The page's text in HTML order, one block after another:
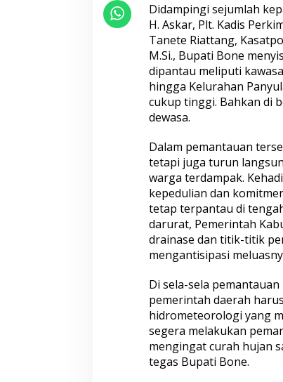
g
P
a
n
t
a
u
B
a
i
r
,
P
s
t
i
k
a
P
e
n
a
n
g
a
Didampingi sejumlah
H. Askar, Plt. Kadis
Tanete Riattang,
M.Si., Bupati Bone
dipantau meliputi
hingga Kelurahan
cukup tinggi. Bahkan di
dewasa.
Dalam pemantauan
tetapi juga turun
warga terdampak.
kepedulian dan
tetap terpantau di
darurat, Pemerintah
drainase dan titik-titik
mengantisipasi
Di sela-sela
pemerintah daerah
hidrometeorologi yang
segera melakukan
mengingat curah hujan
tegas Bupati Bone.